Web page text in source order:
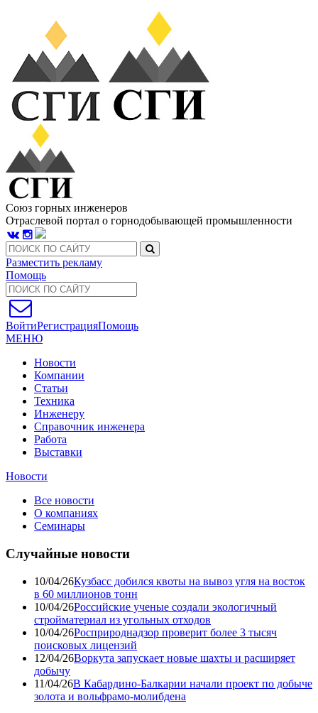
Союз горных инженеров
Отраслевой портал о горнодобывающей промышленности
Разместить рекламу
Помощь
ВойтиРегистрацияПомощь
МЕНЮ
Новости
Компании
Статьи
Техника
Инженеру
Справочник инженера
Работа
Выставки
Новости
Все новости
О компаниях
Семинары
Случайные новости
10/04/26Кузбасс добился квоты на вывоз угля на восток
в 60 миллионов тонн
10/04/26Российские ученые создали экологичный
стройматериал из угольных отходов
10/04/26Росприроднадзор проверит более 3 тысяч
поисковых лицензий
12/04/26Воркута запускает новые шахты и расширяет
добычу
11/04/26В Кабардино-Балкарии начали проект по добыче
золота и вольфрамо-молибдена